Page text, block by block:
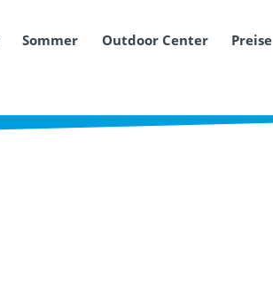
Sommer Outdoor Center Preise